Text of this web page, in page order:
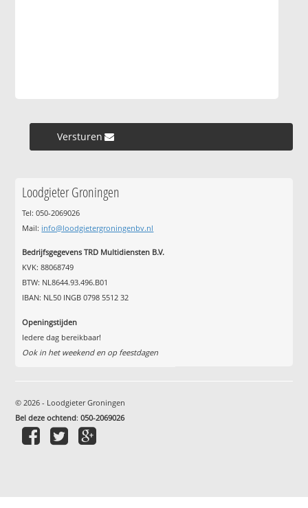
Versturen »
Loodgieter Groningen
Tel: 050-2069026
Mail: info@loodgietergroningenbv.nl
Bedrijfsgegevens TRD Multidiensten B.V.
KVK: 88068749
BTW: NL8644.93.496.B01
IBAN: NL50 INGB 0798 5512 32
Openingstijden
Iedere dag bereikbaar!
Ook in het weekend en op feestdagen
© 2026 - Loodgieter Groningen
Bel deze ochtend:050-2069026